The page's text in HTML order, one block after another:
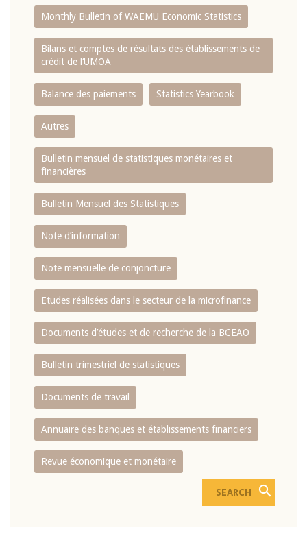
Monthly Bulletin of WAEMU Economic Statistics
Bilans et comptes de résultats des établissements de
crédit de l‘UMOA
Balance des paiements Statistics Yearbook
Autres
Bulletin mensuel de statistiques monétaires et
financières
Bulletin Mensuel des Statistiques
Note d’information
Note mensuelle de conjoncture
Etudes réalisées dans le secteur de la microfinance
Documents d’études et de recherche de la BCEAO
Bulletin trimestriel de statistiques
Documents de travail
Annuaire des banques et établissements financiers
Revue économique et monétaire